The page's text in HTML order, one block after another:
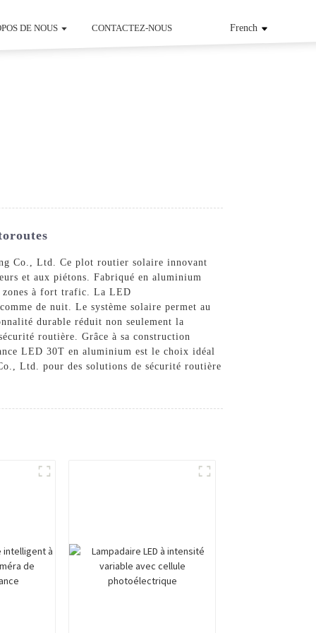
DE NOUS CONTACTEZ-NOUS French
Co., Ltd. Ce plot routier solaire innovant
et aux piétons. Fabriqué en aluminium
zones à fort trafic. La LED
de nuit. Le système solaire permet au
durable réduit non seulement la
routière. Grâce à sa construction
LED 30T en aluminium est le choix idéal
Ltd. pour des solutions de sécurité routière